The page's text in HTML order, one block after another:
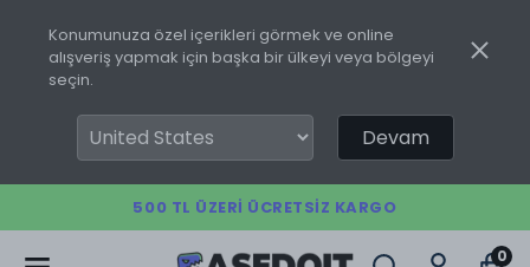
Konumunuza özel içerikleri görmek ve online
alışveriş yapmak için başka bir ülkeyi veya bölgeyi
seçin.
Devam
500 TL ÜZERI ÜCRETSIZ KARGO
0